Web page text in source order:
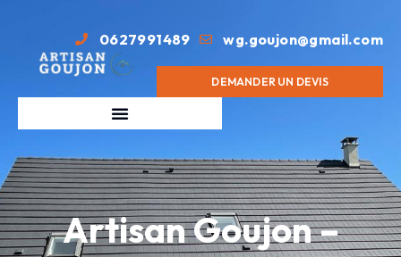
0627991489 wg.goujon@gmail.com
DEMANDER UN DEVIS
Artisan Goujon –